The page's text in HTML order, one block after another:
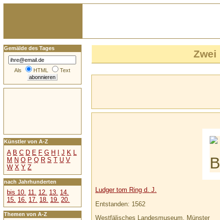
Zwei
Ludger tom Ring d. J.
Entstanden: 1562
Westfälisches Landesmuseum, Münster
Gemälde des Tages
Als HTML Text
Künstler von A-Z
A B C D E F G H J K L
M N O P Q R S T U V
W X Y Z
nach Jahrhunderten
bis 10. 11. 12. 13. 14.
15. 16. 17. 18. 19. 20.
Themen von A-Z